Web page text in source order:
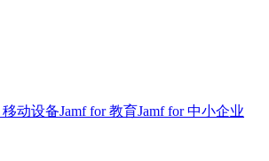
移动设备Jamf for 教育Jamf for 中小企业